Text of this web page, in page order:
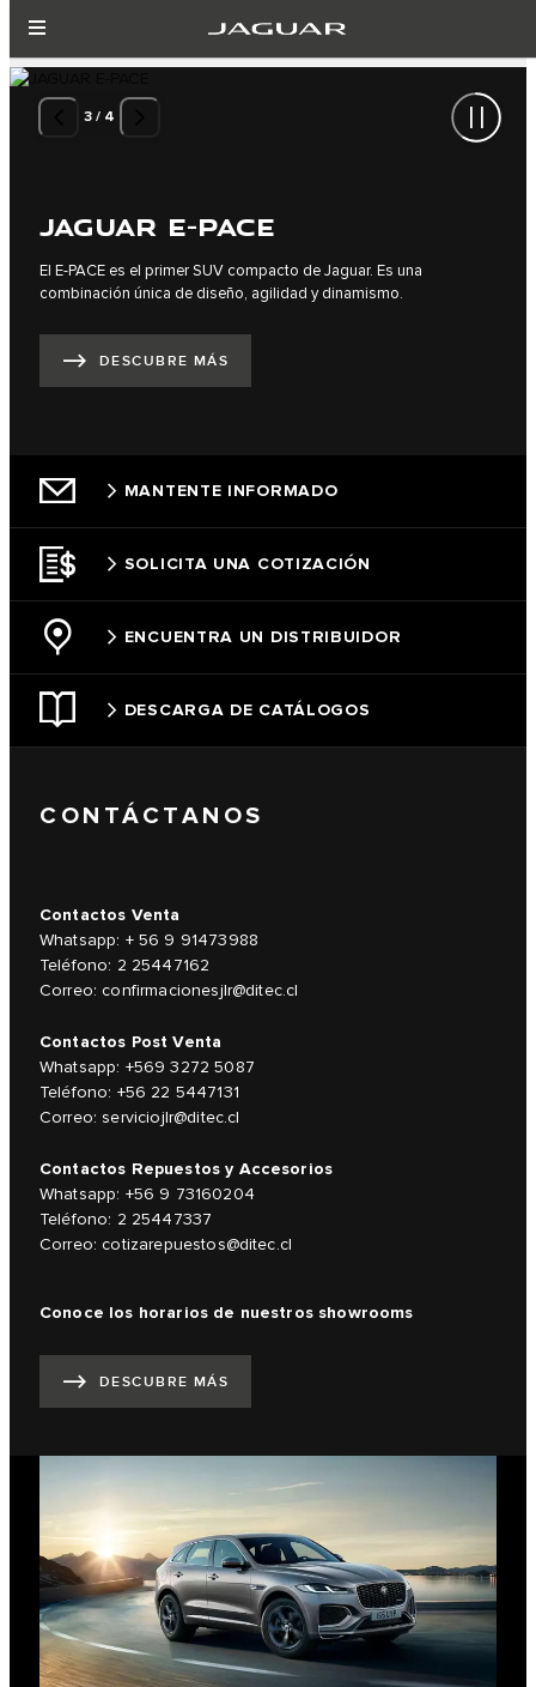
JAGUAR E-PACE
El E-PACE es el primer SUV compacto de Jaguar. Es una
combinación única de diseño, agilidad y dinamismo.
DESCUBRE MÁS
3 / 4
MANTENTE INFORMADO
SOLICITA UNA COTIZACIÓN
ENCUENTRA UN DISTRIBUIDOR
DESCARGA DE CATÁLOGOS
CONTÁCTANOS
Contactos Venta
Whatsapp: + 56 9 91473988
Teléfono: 2 25447162
Correo:confirmacionesjlr@ditec.cl
Contactos Post Venta
Whatsapp: +569 3272 5087
Teléfono: +56 22 5447131
Correo: serviciojlr@ditec.cl
Contactos Repuestos y Accesorios
Whatsapp: +56 9 73160204
Teléfono: 2 25447337
Correo:cotizarepuestos@ditec.cl
Conoce los horarios de nuestros showrooms
DESCUBRE MÁS